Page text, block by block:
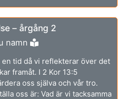
– årgång 2
namn
tid då vi reflekterar över det
framåt. I 2 Kor 13:5
oss själva och vår tro.
oss är: Vad är vi tacksamma